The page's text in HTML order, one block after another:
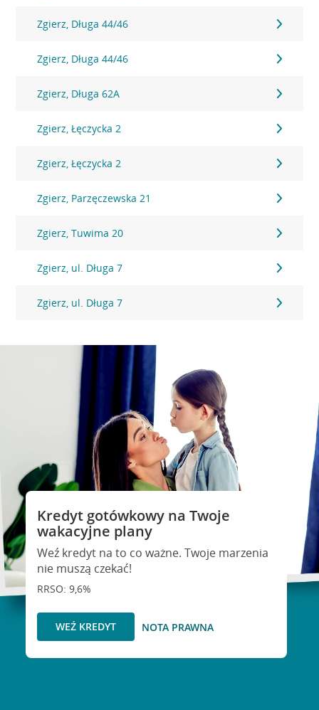
Zgierz, Długa 44/46
Zgierz, Długa 44/46
Zgierz, Długa 62A
Zgierz, Łęczycka 2
Zgierz, Łęczycka 2
Zgierz, Parzęczewska 21
Zgierz, Tuwima 20
Zgierz, ul. Długa 7
Zgierz, ul. Długa 7
Kredyt gotówkowy na Twoje
wakacyjne plany
Weź kredyt na to co ważne. Twoje marzenia
nie muszą czekać!
RRSO: 9,6%
WEŹ KREDYT NOTA PRAWNA